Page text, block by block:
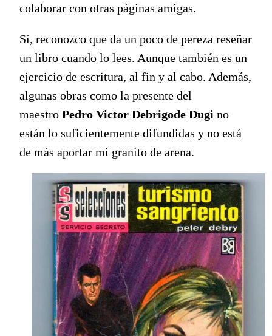
colaborar con otras páginas amigas.
Sí, reconozco que da un poco de pereza reseñar
un libro cuando lo lees. Aunque también es un
ejercicio de escritura, al fin y al cabo. Además,
algunas obras como la presente del
maestro Pedro Victor Debrigode Dugi no
están lo suficientemente difundidas y no está
de más aportar mi granito de arena.